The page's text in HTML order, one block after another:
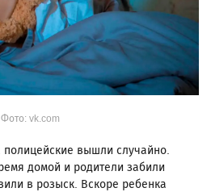
Фото: vk.com
вышли случайно.
домой и родители забили
в розыск. Вскоре ребенка